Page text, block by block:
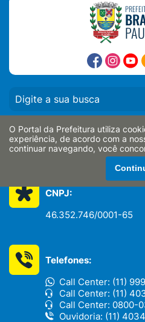
Endereço:
Av. Antônio Pires
Bragança Paulista/SP -
CNPJ:
46.352.746/0001-65
Telefones:
Call Center: (11)
Call Center: (11)
Call Center: 0800-
Ouvidoria: (11)
O Portal da Prefeitura utiliza
experiência, de acordo com a
continuar navegando, você